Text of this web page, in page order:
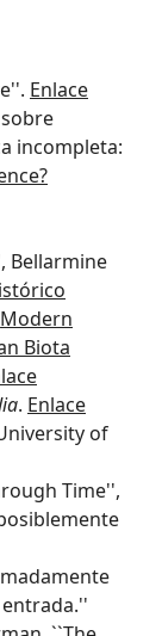
Enlace
incompleta:
Bellarmine
Modern
Biota
. Enlace
of
Time'',